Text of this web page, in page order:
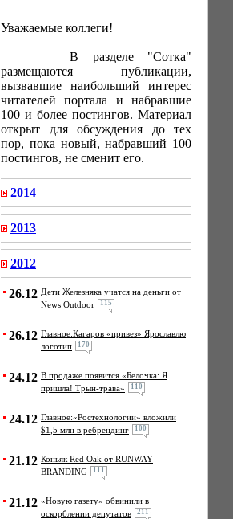
Уважаемые коллеги!
В разделе "Сотка"
размещаются публикации,
вызвавшие наибольший интерес
читателей портала и набравшие
100 и более постингов. Материал
открыт для обсуждения до тех
пор, пока новый, набравший 100
постингов, не сменит его.
2014
2013
2012
26.12 Дети Железняка учатся на деньги от
News Outdoor
115
26.12 Главное:Кагаров «привез» Ярославлю
логотип
170
24.12 В продаже появится «Белочка: Я
пришла! Трын-трава»
110
24.12 Главное:«Ростехнологии» вложили
$1,5 млн в ребрендинг
100
21.12 Коньяк Red Oak от RUNWAY
BRANDING
111
21.12 «Новую газету» обвинили в
оскорблении депутатов
211